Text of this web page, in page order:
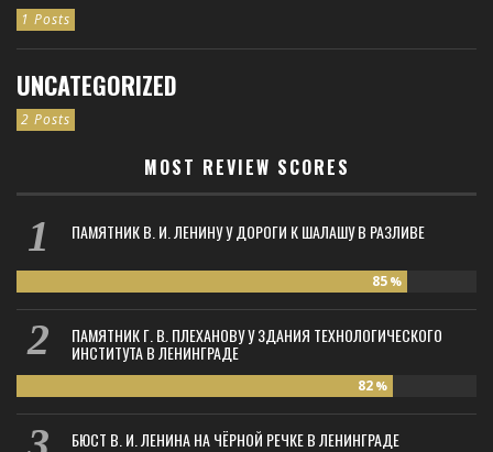
1 Posts
UNCATEGORIZED
2 Posts
MOST REVIEW SCORES
ПАМЯТНИК В. И. ЛЕНИНУ У ДОРОГИ К ШАЛАШУ В РАЗЛИВЕ
85 %
ПАМЯТНИК Г. В. ПЛЕХАНОВУ У ЗДАНИЯ ТЕХНОЛОГИЧЕСКОГО
ИНСТИТУТА В ЛЕНИНГРАДЕ
82 %
БЮСТ В. И. ЛЕНИНА НА ЧЁРНОЙ РЕЧКЕ В ЛЕНИНГРАДЕ